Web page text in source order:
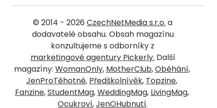
© 2014 - 2026 CzechNetMedia s.r.o. a
dodavatelé obsahu. Obsah magazínu
konzultujeme s odborníky z
marketingové agentury Pickerly. Další
magazíny: WomanOnly, MotherClub,Oběhání,
JenProTěhotné, Předškolnívěk, Topzine,
Fanzine,StudentMag,WeddingMag, LivingMag,
Ocukroví,JenOHubnutí.